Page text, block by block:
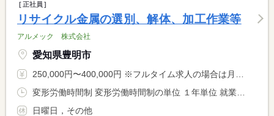
正社員
リサイクル金属の選別、解体、加工作業等
アルメック 株式会社
愛知県豊明市
250,000円〜400,000円 ※フルタイム求人の場合は月額（換算額）、パート求人の場合は時間額を表示しています。
日曜日，その他